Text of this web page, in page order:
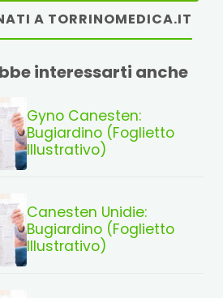
A TORRINOMEDICA.IT
interessarti anche
Gyno Canesten:
Bugiardino (Foglietto
Illustrativo)
Canesten Unidie:
Bugiardino (Foglietto
Illustrativo)